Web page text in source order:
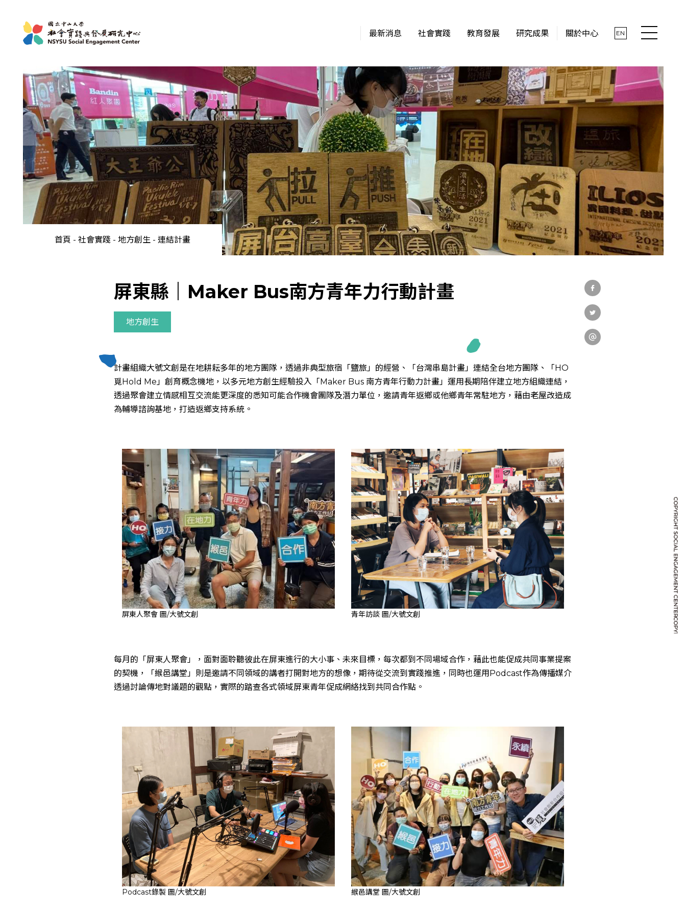
最新消息 社會實踐 教育發展 研究成果 關於中心 EN
最新消息
關於中心
社會實踐
教育發展
研究成果
外部連結
首頁 - 社會實踐 - 地方創生 - 連結計畫
屏東縣｜Maker Bus南方青年力行動計畫
地方創生
計畫組織大號文創是在地耕耘多年的地方團隊，透過非典型旅宿「鹽旅」的經營、「台灣串島計畫」連結全台地方團隊、「HO
覓Hold Me」創育概念機地，以多元地方創生經驗投入「Maker Bus 南方青年行動力計畫」運用長期陪伴建立地方組織連結，
透過聚會建立情感相互交流能更深度的悉知可能合作機會團隊及潛力單位，邀請青年返鄉或他鄉青年常駐地方，藉由老屋改造成
為輔導諮詢基地，打造返鄉支持系統。
屏東人聚會 圖/大號文創 青年訪談 圖/大號文創
每月的「屏東人聚會」，面對面聆聽彼此在屏東進行的大小事、未來目標，每次都到不同場域合作，藉此也能促成共同事業提案
的契機，「緱邑講堂」則是邀請不同領域的講者打開對地方的想像，期待從交流到實踐推進，同時也運用Podcast作為傳播媒介
透過討論傳地對議題的觀點，實際的踏查各式領域屏東青年促成網絡找到共同合作點。
Podcast錄製 圖/大號文創 緱邑講堂 圖/大號文創